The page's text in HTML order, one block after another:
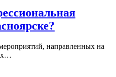
направленных на